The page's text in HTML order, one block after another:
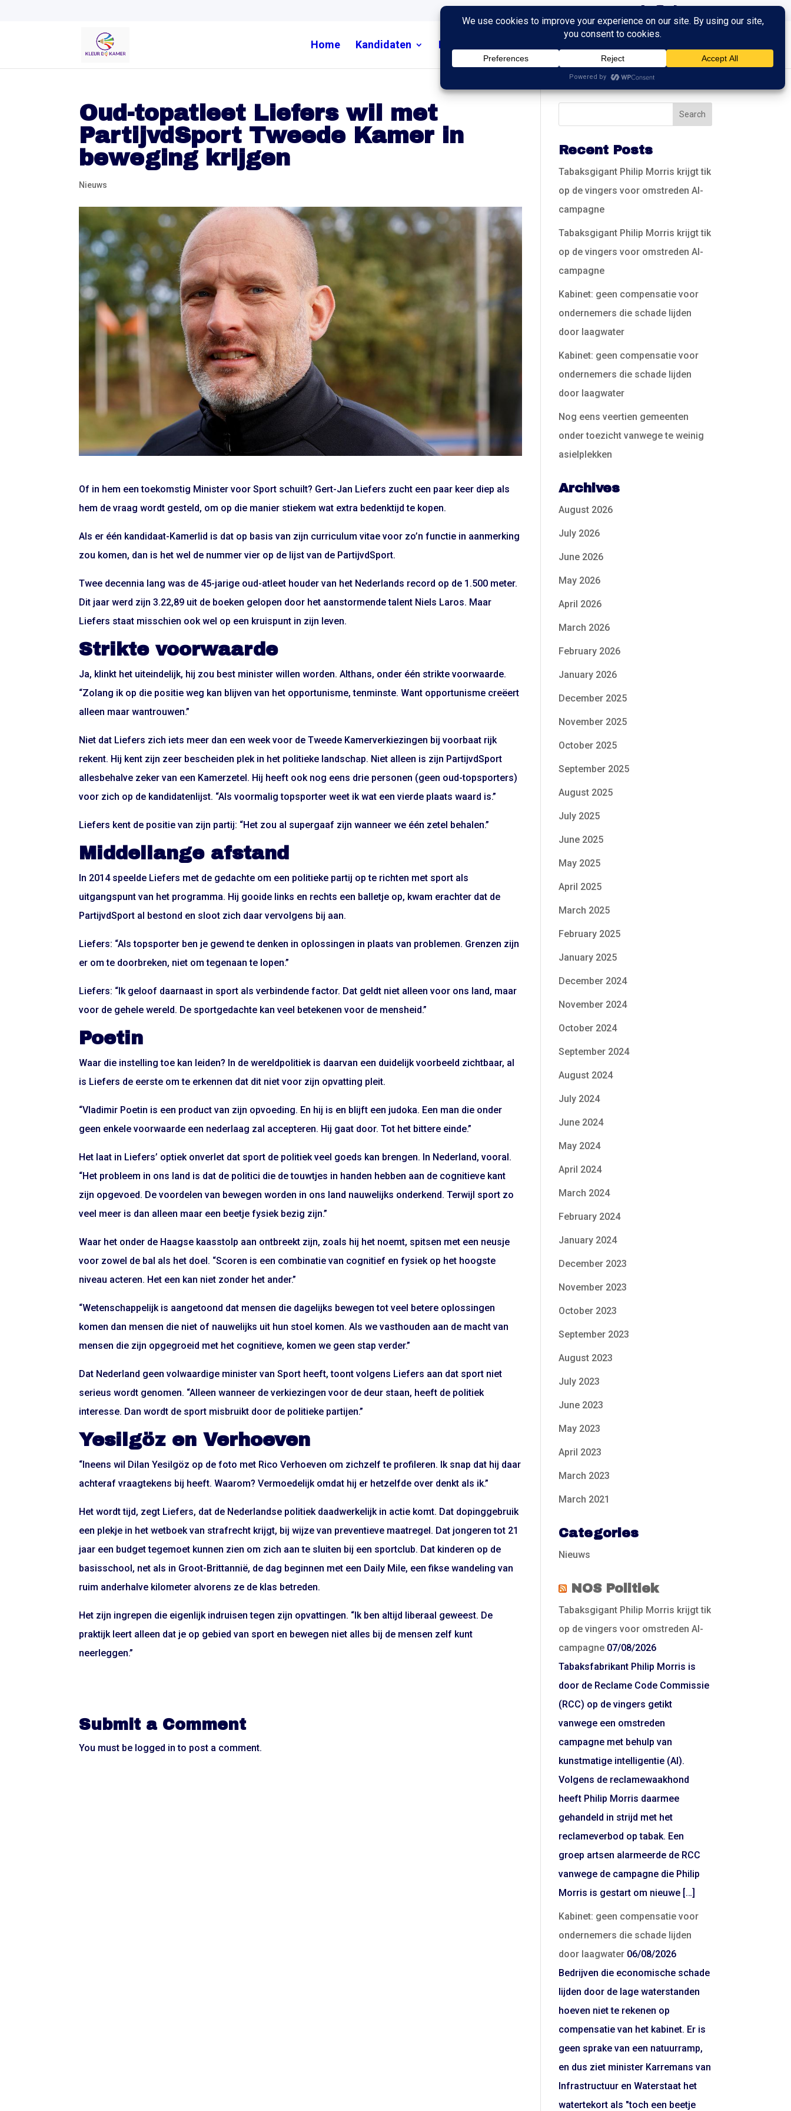
Home Kandidaten Nieuws
Oud-topatleet Liefers wil met
PartijvdSport Tweede Kamer in
beweging krijgen
Nieuws
Of in hem een toekomstig Minister voor Sport schuilt? Gert-Jan Liefers zucht een paar keer diep als
hem de vraag wordt gesteld, om op die manier stiekem wat extra bedenktijd te kopen.
Als er één kandidaat-Kamerlid is dat op basis van zijn curriculum vitae voor zo’n functie in aanmerking
zou komen, dan is het wel de nummer vier op de lijst van de PartijvdSport.
Twee decennia lang was de 45-jarige oud-atleet houder van het Nederlands record op de 1.500 meter.
Dit jaar werd zijn 3.22,89 uit de boeken gelopen door het aanstormende talent Niels Laros. Maar
Liefers staat misschien ook wel op een kruispunt in zijn leven.
Strikte voorwaarde
Ja, klinkt het uiteindelijk, hij zou best minister willen worden. Althans, onder één strikte voorwaarde.
“Zolang ik op die positie weg kan blijven van het opportunisme, tenminste. Want opportunisme creëert
alleen maar wantrouwen.”
Niet dat Liefers zich iets meer dan een week voor de Tweede Kamerverkiezingen bij voorbaat rijk
rekent. Hij kent zijn zeer bescheiden plek in het politieke landschap. Niet alleen is zijn PartijvdSport
allesbehalve zeker van een Kamerzetel. Hij heeft ook nog eens drie personen (geen oud-topsporters)
voor zich op de kandidatenlijst. “Als voormalig topsporter weet ik wat een vierde plaats waard is.”
Liefers kent de positie van zijn partij: “Het zou al supergaaf zijn wanneer we één zetel behalen.”
Middellange afstand
In 2014 speelde Liefers met de gedachte om een politieke partij op te richten met sport als
uitgangspunt van het programma. Hij gooide links en rechts een balletje op, kwam erachter dat de
PartijvdSport al bestond en sloot zich daar vervolgens bij aan.
Liefers: “Als topsporter ben je gewend te denken in oplossingen in plaats van problemen. Grenzen zijn
er om te doorbreken, niet om tegenaan te lopen.”
Liefers: “Ik geloof daarnaast in sport als verbindende factor. Dat geldt niet alleen voor ons land, maar
voor de gehele wereld. De sportgedachte kan veel betekenen voor de mensheid.”
Poetin
Waar die instelling toe kan leiden? In de wereldpolitiek is daarvan een duidelijk voorbeeld zichtbaar, al
is Liefers de eerste om te erkennen dat dit niet voor zijn opvatting pleit.
“Vladimir Poetin is een product van zijn opvoeding. En hij is en blijft een judoka. Een man die onder
geen enkele voorwaarde een nederlaag zal accepteren. Hij gaat door. Tot het bittere einde.”
Het laat in Liefers’ optiek onverlet dat sport de politiek veel goeds kan brengen. In Nederland, vooral.
“Het probleem in ons land is dat de politici die de touwtjes in handen hebben aan de cognitieve kant
zijn opgevoed. De voordelen van bewegen worden in ons land nauwelijks onderkend. Terwijl sport zo
veel meer is dan alleen maar een beetje fysiek bezig zijn.”
Waar het onder de Haagse kaasstolp aan ontbreekt zijn, zoals hij het noemt, spitsen met een neusje
voor zowel de bal als het doel. “Scoren is een combinatie van cognitief en fysiek op het hoogste
niveau acteren. Het een kan niet zonder het ander.”
“Wetenschappelijk is aangetoond dat mensen die dagelijks bewegen tot veel betere oplossingen
komen dan mensen die niet of nauwelijks uit hun stoel komen. Als we vasthouden aan de macht van
mensen die zijn opgegroeid met het cognitieve, komen we geen stap verder.”
Dat Nederland geen volwaardige minister van Sport heeft, toont volgens Liefers aan dat sport niet
serieus wordt genomen. “Alleen wanneer de verkiezingen voor de deur staan, heeft de politiek
interesse. Dan wordt de sport misbruikt door de politieke partijen.”
Yesilgöz en Verhoeven
“Ineens wil Dilan Yesilgöz op de foto met Rico Verhoeven om zichzelf te profileren. Ik snap dat hij daar
achteraf vraagtekens bij heeft. Waarom? Vermoedelijk omdat hij er hetzelfde over denkt als ik.”
Het wordt tijd, zegt Liefers, dat de Nederlandse politiek daadwerkelijk in actie komt. Dat dopinggebruik
een plekje in het wetboek van strafrecht krijgt, bij wijze van preventieve maatregel. Dat jongeren tot 21
jaar een budget tegemoet kunnen zien om zich aan te sluiten bij een sportclub. Dat kinderen op de
basisschool, net als in Groot-Brittannië, de dag beginnen met een Daily Mile, een fikse wandeling van
ruim anderhalve kilometer alvorens ze de klas betreden.
Het zijn ingrepen die eigenlijk indruisen tegen zijn opvattingen. “Ik ben altijd liberaal geweest. De
praktijk leert alleen dat je op gebied van sport en bewegen niet alles bij de mensen zelf kunt
neerleggen.”
Submit a Comment
You must be logged in to post a comment.
Recent Posts
Tabaksgigant Philip Morris krijgt tik
op de vingers voor omstreden AI-
campagne
Tabaksgigant Philip Morris krijgt tik
op de vingers voor omstreden AI-
campagne
Kabinet: geen compensatie voor
ondernemers die schade lijden
door laagwater
Kabinet: geen compensatie voor
ondernemers die schade lijden
door laagwater
Nog eens veertien gemeenten
onder toezicht vanwege te weinig
asielplekken
Archives
August 2026
July 2026
June 2026
May 2026
April 2026
March 2026
February 2026
January 2026
December 2025
November 2025
October 2025
September 2025
August 2025
July 2025
June 2025
May 2025
April 2025
March 2025
February 2025
January 2025
December 2024
November 2024
October 2024
September 2024
August 2024
July 2024
June 2024
May 2024
April 2024
March 2024
February 2024
January 2024
December 2023
November 2023
October 2023
September 2023
August 2023
July 2023
June 2023
May 2023
April 2023
March 2023
March 2021
Categories
Nieuws
NOS Politiek
Tabaksgigant Philip Morris krijgt tik
op de vingers voor omstreden AI-
campagne 07/08/2026
Tabaksfabrikant Philip Morris is
door de Reclame Code Commissie
(RCC) op de vingers getikt
vanwege een omstreden
campagne met behulp van
kunstmatige intelligentie (AI).
Volgens de reclamewaakhond
heeft Philip Morris daarmee
gehandeld in strijd met het
reclameverbod op tabak. Een
groep artsen alarmeerde de RCC
vanwege de campagne die Philip
Morris is gestart om nieuwe […]
Kabinet: geen compensatie voor
ondernemers die schade lijden
door laagwater 06/08/2026
Bedrijven die economische schade
lijden door de lage waterstanden
hoeven niet te rekenen op
compensatie van het kabinet. Er is
geen sprake van een natuurramp,
en dus ziet minister Karremans van
Infrastructuur en Waterstaat het
watertekort als "toch een beetje